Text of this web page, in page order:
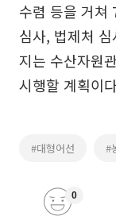
수렴 등을 거쳐
심사, 법제처
지는 수산자원
시행할 계획이
#대형어선 #
0